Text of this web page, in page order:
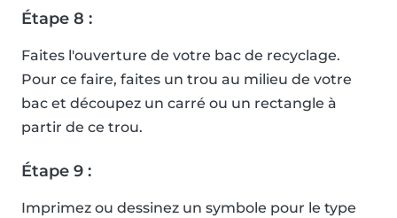
Étape 8 :
Faites l'ouverture de votre bac de recyclage.
Pour ce faire, faites un trou au milieu de votre
bac et découpez un carré ou un rectangle à
partir de ce trou.
Étape 9 :
Imprimez ou dessinez un symbole pour le type